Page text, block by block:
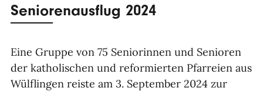
Seniorenausflug 2024
Eine Gruppe von 75 Seniorinnen und Senioren
der katholischen und reformierten Pfarreien aus
Wülflingen reiste am 3. September 2024 zur